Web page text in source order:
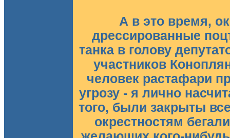
А в это время,
дрессированные
танка в голову
участников
человек растафари
угрозу - я лично
того, были закрыты
окрестностям